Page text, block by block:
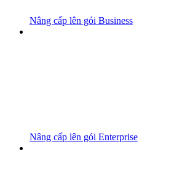
Nâng cấp lên gói Business
Nâng cấp lên gói Enterprise